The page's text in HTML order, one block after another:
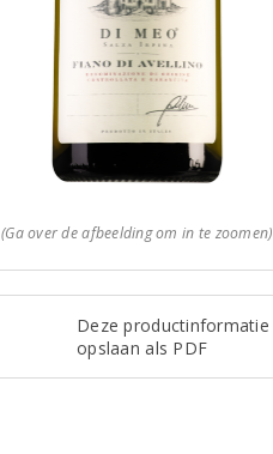
(Ga over de afbeelding om in te zoomen)
Deze productinformatie
opslaan als PDF